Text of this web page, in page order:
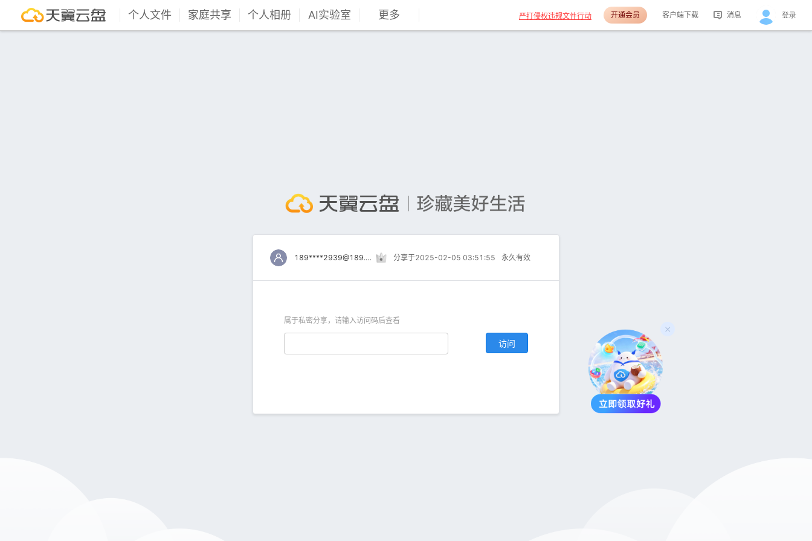
个人文件 家庭共享 个人相册 AI实验室 更多 严打侵权违规文件行动 开通会员 客户端下载 消息 登录
189****2939@189.cn 分享于2025-02-05 03:51:55 永久有效
属于私密分享，请输入访问码后查看
访问